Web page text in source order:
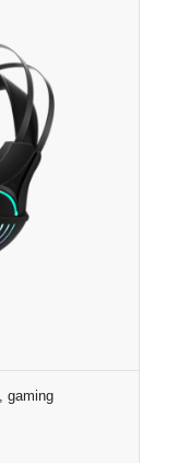
gaming